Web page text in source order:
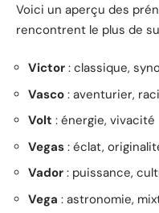
Voici un aperçu des
rencontrent le plus de
Victor : classique,
Vasco : aventurier,
Volt : énergie, vivacité
Vegas : éclat,
Vador : puissance,
Vega : astronomie,